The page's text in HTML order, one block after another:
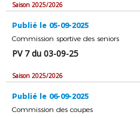
Saison 2025/2026
Publié le 05-09-2025
Commission sportive des seniors
PV 7 du 03-09-25
Saison 2025/2026
Publié le 06-09-2025
Commission des coupes